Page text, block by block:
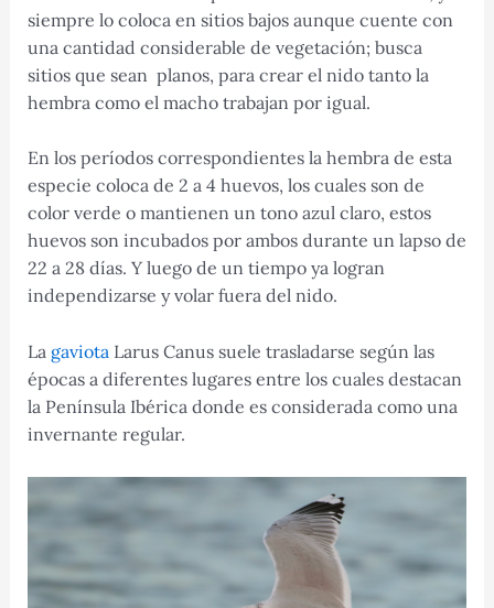
siempre lo coloca en sitios bajos aunque cuente con
una cantidad considerable de vegetación; busca
sitios que sean planos, para crear el nido tanto la
hembra como el macho trabajan por igual.
En los períodos correspondientes la hembra de esta
especie coloca de 2 a 4 huevos, los cuales son de
color verde o mantienen un tono azul claro, estos
huevos son incubados por ambos durante un lapso de
22 a 28 días. Y luego de un tiempo ya logran
independizarse y volar fuera del nido.
La gaviota Larus Canus suele trasladarse según las
épocas a diferentes lugares entre los cuales destacan
la Península Ibérica donde es considerada como una
invernante regular.